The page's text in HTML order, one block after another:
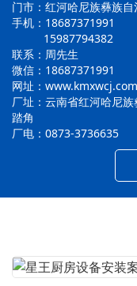
门市：红河哈尼族彝族
手机：18687371991
15987794382
联系：周先生
微信：18687371991
网址：www.kmxwcj.com
厂址：云南省红河哈尼
踏角
厂电：0873-3736635